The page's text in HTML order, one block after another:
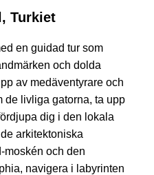
Turkiet
en guidad tur som
och dolda
av medäventyrare och
de livliga gatorna, ta upp
dig i den lokala
arkitektoniska
moskén och den
navigera i labyrinten